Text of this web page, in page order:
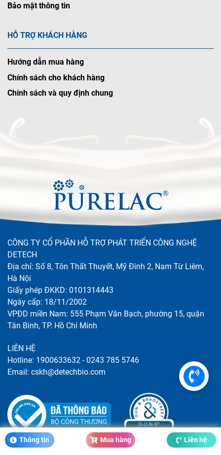
Bảo mật thông tin
HỖ TRỢ KHÁCH HÀNG
Hướng dẫn mua hàng
Chính sách cho khách hàng
Chính sách và quy định chung
CÔNG TY CỔ PHẦN HỖ TRỢ PHÁT TRIỂN CÔNG NGHỆ
DETECH
Địa chỉ: Số 8, Tôn Thất Thuyết, Mỹ Đình 2, Nam Từ Liêm,
Hà Nội
Giấy phép ĐKKD: 0101314443
Ngày cấp: 18/11/2002
VPĐD miền Nam: 555 Phạm Văn Bạch, phường 15, quận
Tân Bình, TP. Hồ Chí Minh
LIÊN HỆ
Hotline: 1900633632 - 0243 785 5746
Email: cskh@detechbio.com
Thông tin Mua hàng Liên hệ